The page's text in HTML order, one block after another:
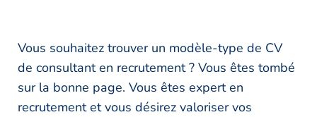
Vous souhaitez trouver un modèle-type de CV
de consultant en recrutement ? Vous êtes tombé
sur la bonne page. Vous êtes expert en
recrutement et vous désirez valoriser vos